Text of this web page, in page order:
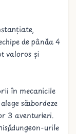
de până la 4
valoros și
în mecanicile
să abordeze
3 aventurieri.
dungeon-urile